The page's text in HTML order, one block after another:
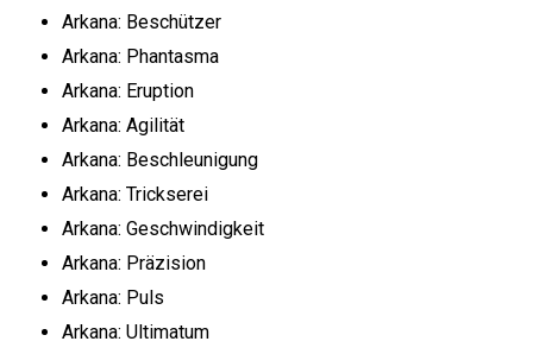
Arkana: Beschützer
Arkana: Phantasma
Arkana: Eruption
Arkana: Agilität
Arkana: Beschleunigung
Arkana: Trickserei
Arkana: Geschwindigkeit
Arkana: Präzision
Arkana: Puls
Arkana: Ultimatum